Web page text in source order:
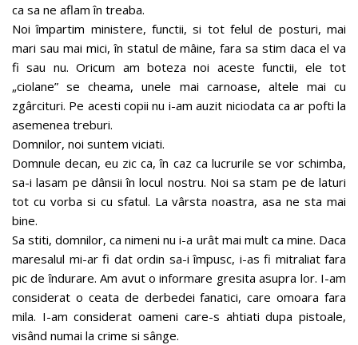
ca sa ne aflam în treaba.
Noi împartim ministere, functii, si tot felul de posturi, mai
mari sau mai mici, în statul de mâine, fara sa stim daca el va
fi sau nu. Oricum am boteza noi aceste functii, ele tot
„ciolane” se cheama, unele mai carnoase, altele mai cu
zgârcituri. Pe acesti copii nu i-am auzit niciodata ca ar pofti la
asemenea treburi.
Domnilor, noi suntem viciati.
Domnule decan, eu zic ca, în caz ca lucrurile se vor schimba,
sa-i lasam pe dânsii în locul nostru. Noi sa stam pe de laturi
tot cu vorba si cu sfatul. La vârsta noastra, asa ne sta mai
bine.
Sa stiti, domnilor, ca nimeni nu i-a urât mai mult ca mine. Daca
maresalul mi-ar fi dat ordin sa-i împusc, i-as fi mitraliat fara
pic de îndurare. Am avut o informare gresita asupra lor. I-am
considerat o ceata de derbedei fanatici, care omoara fara
mila. I-am considerat oameni care-s ahtiati dupa pistoale,
visând numai la crime si sânge.